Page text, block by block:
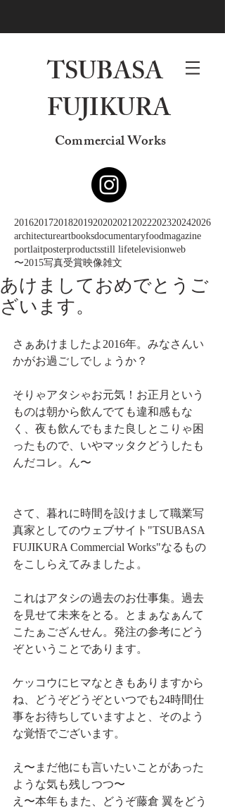
TSUBASA
FUJIKURA
Commercial Works
2016201720182019202020212022202320242026
architectureartbooksdocumentaryfoodmagazine
portlaitposterproductsstill lifetelevisionweb
〜2015写真受賞映像雑文
あけましておめでとうご
ざいます。
さぁあけましたよ2016年。みなさんい
かがお過ごしでしょうか？
そりゃアタシゃお元気！お正月という
ものは朝から飲んでても違和感もな
く、夜も飲んでもまた良しとこりゃ困
ったもので、いやマッタクどうしたも
んだコレ。ん〜
さて、暮れに時間を設けまして職業写
真家としてのウェブサイト"TSUBASA
FUJIKURA Commercial Works"なるもの
をこしらえてみましたよ。
これはアタシの過去のお仕事集。過去
を見せて未来をとる。とまぁなぁんて
こたぁござんせん。発注の参考にどう
ぞということであります。
ケッコウにヒマなときもありますから
ね、どうぞどうぞといつでも24時間仕
事をお待ちしていますよと、そのよう
な覚悟でございます。
え〜まだ他にも言いたいことがあった
ような気も残しつつ〜
え〜本年もまた、どうぞ藤倉 翼をどう